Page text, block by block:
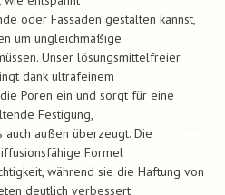
oder Fassaden gestalten kannst,
um ungleichmäßige
Unser lösungsmittelfreier
dank ultrafeinem
Poren ein und sorgt für eine
Festigung,
außen überzeugt. Die
Formel
während sie die Haftung von
deutlich verbessert.